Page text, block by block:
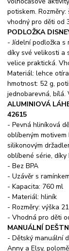
potiskem.
vhodný pro děti od
PODLOŽKA
- Jídelní podložka
díky své velikosti a
velice praktická.
Materiál: lehce
hmotnost: 52 g,
jednobarevná, bílá.
ALUMINIOVÁ
42615
- Pevná hliníková
oblíbeným motivem
silikonovým
oblíbené série,
- Bez BPA
- Uzávěr s
- Kapacita: 760 ml
- Materiál: hliník
- Rozměry: výška
- Vhodná pro děti
MANUÁLNÍ
- Dětský manuální
Anny a Elsy,